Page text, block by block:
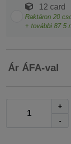
12 card
Raktáron 20
+ további 875
Ár ÁFA-val
+
-